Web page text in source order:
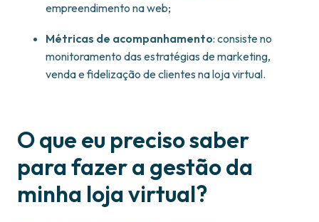
empreendimento na web;
Métricas de acompanhamento: consiste no
monitoramento das estratégias de marketing,
venda e fidelização de clientes na loja virtual.
O que eu preciso saber
para fazer a gestão da
minha loja virtual?